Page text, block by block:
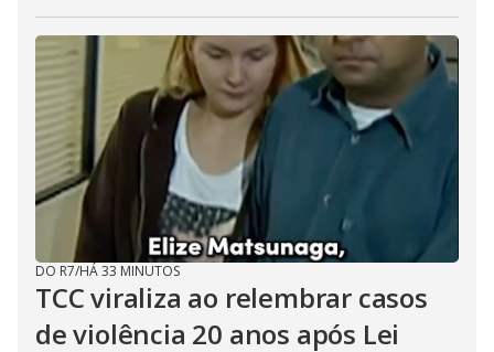
DO R7/HÁ 33 MINUTOS
TCC viraliza ao relembrar casos
de violência 20 anos após Lei